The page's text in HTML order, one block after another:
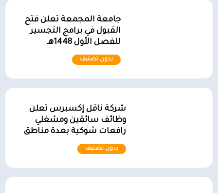
جامعة المجمعة تعلن فتح
القبول في برامج التجسير
للفصل الأول 1448هـ
بدون تصنيف
شركة ناقل إكسبرس تعلن
وظائف سائقين ومشغلي
رافعات شوكية بعدة مناطق
بدون تصنيف